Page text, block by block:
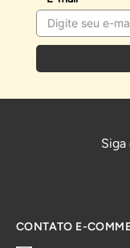
Siga
CONTATO E-